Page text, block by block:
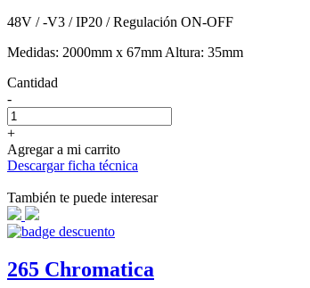
48V / -V3 / IP20 / Regulación ON-OFF
Medidas: 2000mm x 67mm Altura: 35mm
Cantidad
-
+
Agregar a mi carrito
Descargar ficha técnica
También te puede interesar
265 Chromatica